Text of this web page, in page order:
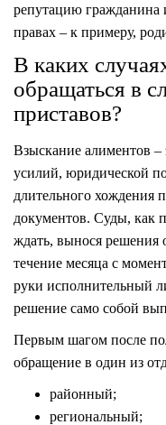
репутацию гражданина
правах – к примеру,
В каких
обращаться в
приставов?
Взыскание алиментов
усилий, юридической
длительного хождения
документов. Суды, как
ждать, вынося решения
течение месяца с
руки исполнительный
решение само собой
Первым шагом после
обращение в один из
районный;
региональный;